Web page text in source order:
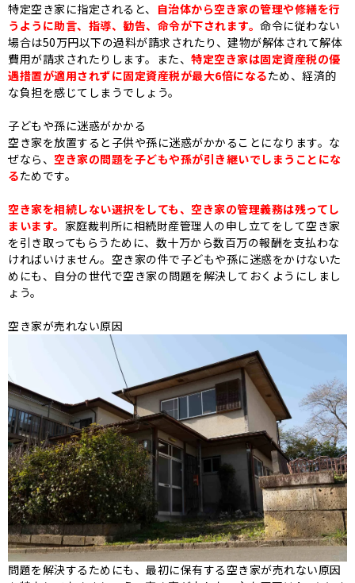
特定空き家に指定されると、 自治体から空き家の管理や修繕を行
うように助言、指導、勧告、命令が下されます。 命令に従わない
場合は50万円以下の過料が請求されたり、建物が解体されて解体
費用が請求されたりします。また、 特定空き家は固定資産税の優
遇措置が適用されずに固定資産税が最大6倍になるため、経済的
な負担を感じてしまうでしょう。
子どもや孫に迷惑がかかる
空き家を放置すると子供や孫に迷惑がかかることになります。な
ぜなら、 空き家の問題を子どもや孫が引き継いでしまうことにな
るためです。
空き家を相続しない選択をしても、空き家の管理義務は残ってし
まいます。 家庭裁判所に相続財産管理人の申し立てをして空き家
を引き取ってもらうために、数十万から数百万の報酬を支払わな
ければいけません。 空き家の件で子どもや孫に迷惑をかけないた
めにも、自分の世代で空き家の問題を解決しておくようにしまし
ょう。
空き家が売れない原因
問題を解決するためにも、最初に保有する空き家が売れない原因